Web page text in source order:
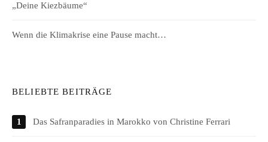
„Deine Kiezbäume“
Wenn die Klimakrise eine Pause macht…
BELIEBTE BEITRÄGE
Das Safranparadies in Marokko von Christine Ferrari